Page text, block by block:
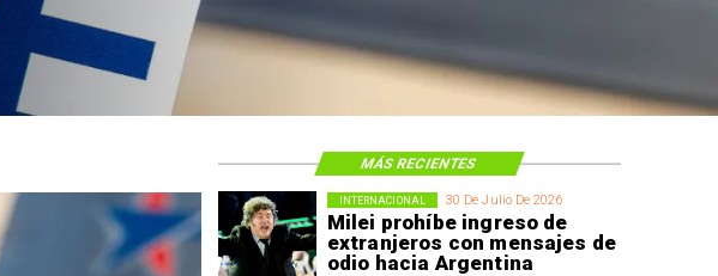
30 De Julio De 2026
Milei prohíbe ingreso de
extranjeros con mensajes de
odio hacia Argentina
INTERNACIONAL
MÁS RECIENTES